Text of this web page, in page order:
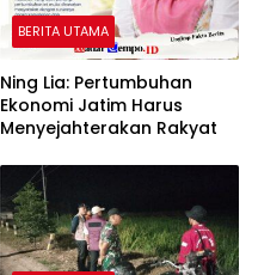
BERITA UTAMA
Ning Lia: Pertumbuhan
Ekonomi Jatim Harus
Menyejahterakan Rakyat